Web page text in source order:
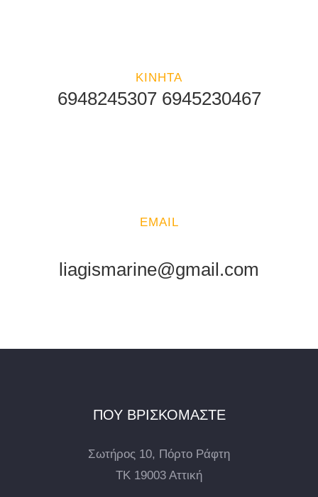
ΚΙΝΗΤΑ
6948245307 6945230467
EMAIL
liagismarine@gmail.com
ΠΟΥ ΒΡΙΣΚΟΜΑΣΤΕ
Σωτήρος 10, Πόρτο Ράφτη
ΤΚ 19003 Αττική